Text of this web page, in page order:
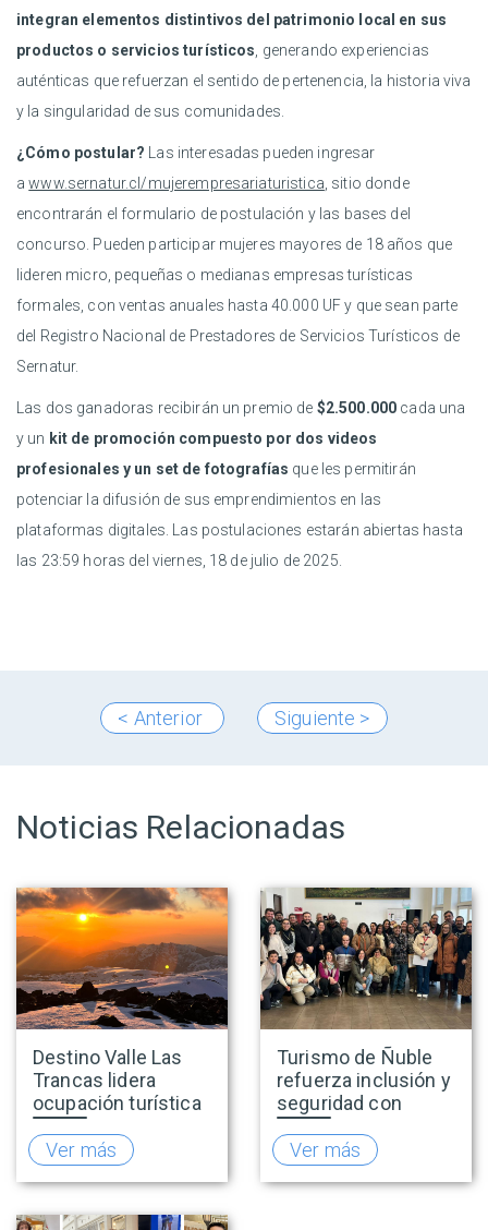
integran elementos distintivos del patrimonio local en sus
productos o servicios turísticos , generando experiencias
auténticas que refuerzan el sentido de pertenencia, la historia viva
y la singularidad de sus comunidades.
¿Cómo postular? Las interesadas pueden ingresar
awww.sernatur.cl/mujerempresariaturistica , sitio donde
encontrarán el formulario de postulación y las bases del
concurso. Pueden participar mujeres mayores de 18 años que
lideren micro, pequeñas o medianas empresas turísticas
formales, con ventas anuales hasta 40.000 UF y que sean parte
del Registro Nacional de Prestadores de Servicios Turísticos de
Sernatur.
Las dos ganadoras recibirán un premio de $2.500.000 cada una
y un kit de promoción compuesto por dos videos
profesionales y un set de fotografías que les permitirán
potenciar la difusión de sus emprendimientos en las
plataformas digitales. Las postulaciones estarán abiertas hasta
las 23:59 horas del viernes, 18 de julio de 2025.
< Anterior Siguiente >
Noticias Relacionadas
Destino Valle Las
Trancas lidera
ocupación turística
nacional durante
vacaciones de
invierno y proyecta
una positiva
temporada
Ver más
Turismo de Ñuble
refuerza inclusión y
seguridad con
capacitaciones en
accesibilidad y
prevención de la
explotación sexual
Ver más